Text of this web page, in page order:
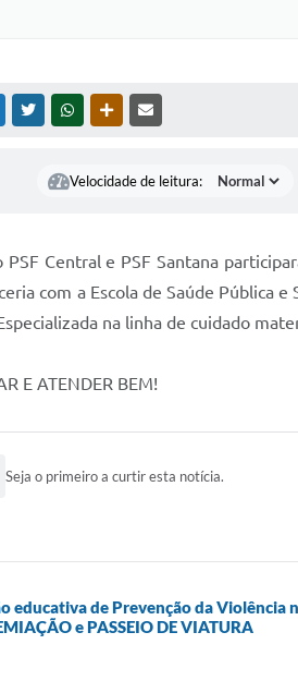
MESSENGER
TWITTERWHATSAPPOUTRAS MÍDIAS
Velocidade de leitura:
Central e PSF Santana
com a Escola de Saúde Pública
na linha de cuidado
E ATENDER BEM!
Seja o primeiro a curtir esta notícia.
educativa de Prevenção da Violência
e PASSEIO DE VIATURA